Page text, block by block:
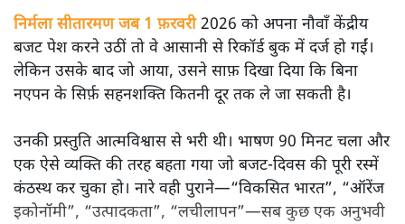
निर्मला सीतारमण जब 1 फ़रवरी2026 को अपना नौवाँ केंद्रीय
बजट पेश करने उठीं तो वे आसानी से रिकॉर्ड बुक में दर्ज हो गईं।
लेकिन उसके बाद जो आया, उसने साफ़ दिखा दिया कि बिना
नएपन के सिर्फ़ सहनशक्ति कितनी दूर तक ले जा सकती है।
उनकी प्रस्तुति आत्मविश्वास से भरी थी। भाषण 90 मिनट चला और
एक ऐसे व्यक्ति की तरह बहता गया जो बजट‑दिवस की पूरी रस्में
कंठस्थ कर चुका हो। नारे वही पुराने—“विकसित भारत”, “ऑरेंज
इकोनॉमी”, “उत्पादकता”, “लचीलापन”—सब कुछ एक अनुभवी